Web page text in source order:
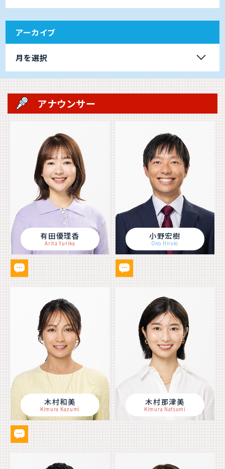
アーカイブ
月を選択
アナウンサー
有田優理香
Arita Yurika
小野宏樹
Ono Hiroki
木村和美
Kimura Kazumi
木村那津美
Kimura Natsumi